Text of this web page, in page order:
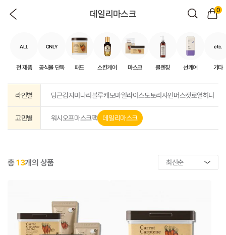
데일리마스크 0
ALL
전 제품
ONLY
공식몰 단독 패드 스킨케어 마스크 클렌징 선케어
etc.
기타
라인별 당근감자미나리블루캐모마일라이스도토리샤인머스캣로열허니
고민별 워시오프마스크팩 데일리마스크
총13개의 상품